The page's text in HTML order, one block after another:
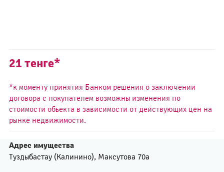
21 тенге*
*к моменту принятия Банком решения о заключении
договора с покупателем возможны изменения по
стоимости объекта в зависимости от действующих цен на
рынке недвижимости.
Адрес имущества
Туздыбастау (Калинино), Максутова 70а